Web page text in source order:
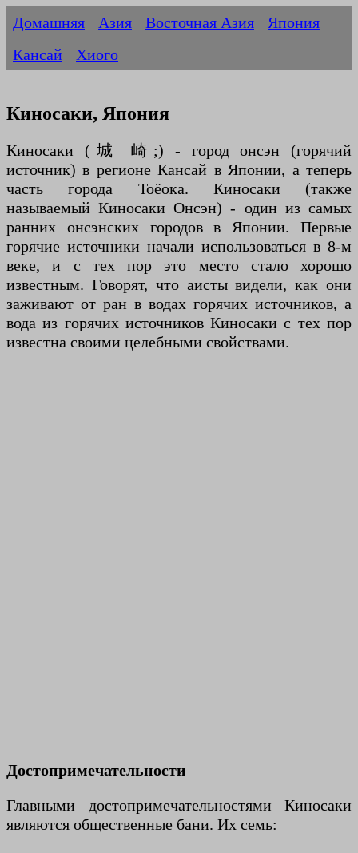
Домашняя Азия Восточная Азия
Япония
Кансай
Хиого
Киносаки, Япония
Киносаки (城 崎;) - город онсэн (горячий
источник) в регионе Кансай в Японии, а теперь
часть города Тоёока. Киносаки (также
называемый Киносаки Онсэн) - один из самых
ранних онсэнских городов в Японии. Первые
горячие источники начали использоваться в 8-м
веке, и с тех пор это место стало хорошо
известным. Говорят, что аисты видели, как они
заживают от ран в водах горячих источников, а
вода из горячих источников Киносаки с тех пор
известна своими целебными свойствами.
Достопримечательности
Главными достопримечательностями Киносаки
являются общественные бани. Их семь: